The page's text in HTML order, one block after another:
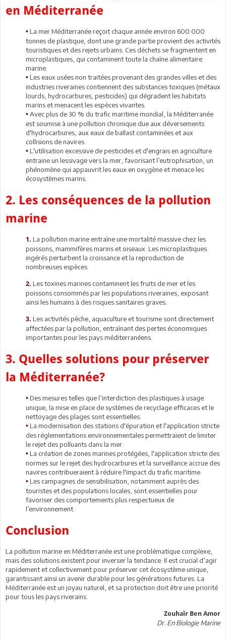
en Méditerranée
• La mer Méditerranée reçoit chaque année environ 600 000
tonnes de plastique, dont une grande partie provient des activités
touristiques et des rejets urbains. Ces déchets se fragmentent en
microplastiques, qui contaminent toute la chaîne alimentaire
marine.
• Les eaux usées non traitées provenant des grandes villes et des
industries riveraines contiennent des substances toxiques (métaux
lourds, hydrocarbures, pesticides) qui dégradent les habitats
marins et menacent les espèces vivantes.
• Avec plus de 30 % du trafic maritime mondial, la Méditerranée
est soumise à une pollution chronique due aux déversements
d'hydrocarbures, aux eaux de ballast contaminées et aux
collisions de navires.
• L'utilisation excessive de pesticides et d'engrais en agriculture
entraine un lessivage vers la mer, favorisant l’eutrophisation, un
phénomène qui appauvrit les eaux en oxygène et menace les
écosystèmes marins.
2. Les conséquences de la pollution
marine
1. La pollution marine entraîne une mortalité massive chez les
poissons, mammifères marins et oiseaux. Les microplastiques
ingérés perturbent la croissance et la reproduction de
nombreuses espèces.
2. Les toxines marines contaminent les fruits de mer et les
poissons consommés par les populations riveraines, exposant
ainsi les humains à des risques sanitaires graves.
3. Les activités pêche, aquaculture et tourisme sont directement
affectées par la pollution, entraînant des pertes économiques
importantes pour les pays méditerranéens.
3. Quelles solutions pour préserver
la Méditerranée?
• Des mesures telles que l’interdiction des plastiques à usage
unique, la mise en place de systèmes de recyclage efficaces et le
nettoyage des plages sont essentielles.
• La modernisation des stations d'épuration et l'application stricte
des réglementations environnementales permettraient de limiter
le rejet des polluants dans la mer.
• La création de zones marines protégées, l'application stricte des
normes sur le rejet des hydrocarbures et la surveillance accrue des
navires contribueraient à réduire l'impact du trafic maritime.
• Les campagnes de sensibilisation, notamment auprès des
touristes et des populations locales, sont essentielles pour
favoriser des comportements plus respectueux de
l’environnement.
Conclusion
La pollution marine en Méditerranée est une problématique complexe,
mais des solutions existent pour inverser la tendance. Il est crucial d’agir
rapidement et collectivement pour préserver cet écosystème unique,
garantissant ainsi un avenir durable pour les générations futures. La
Méditerranée est un joyau naturel, et sa protection doit être une priorité
pour tous les pays riverains.
Zouhaïr Ben Amor
Dr. En Biologie Marine